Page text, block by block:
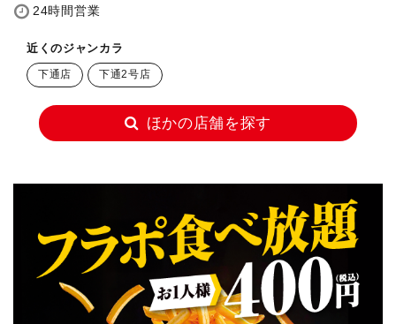
24時間営業
近くのジャンカラ
下通店 下通2号店
ほかの店舗を探す